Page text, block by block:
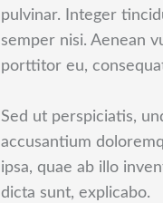
pulvinar. Integer
semper nisi. Aenean
porttitor eu,
Sed ut perspiciatis,
accusantium
ipsa, quae ab illo
dicta sunt, explicabo.